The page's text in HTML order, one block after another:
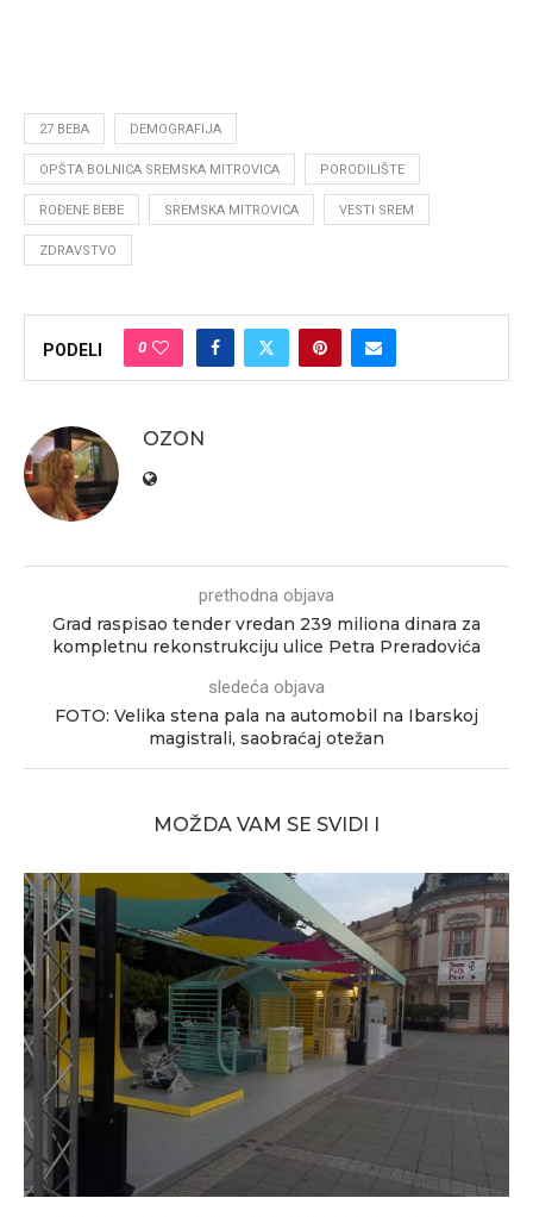
27 BEBA DEMOGRAFIJA
OPŠTA BOLNICA SREMSKA MITROVICA PORODILIŠTE
ROĐENE BEBE SREMSKA MITROVICA VESTI SREM
ZDRAVSTVO
PODELI 0
OZON
prethodna objava
Grad raspisao tender vredan 239 miliona dinara za
kompletnu rekonstrukciju ulice Petra Preradovića
sledeća objava
FOTO: Velika stena pala na automobil na Ibarskoj
magistrali, saobraćaj otežan
MOŽDA VAM SE SVIDI I